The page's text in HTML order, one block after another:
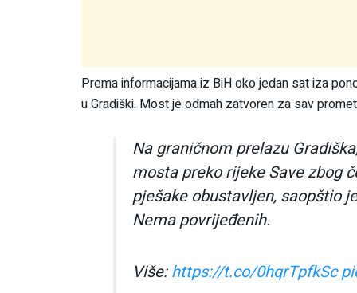
Prema informacijama iz BiH oko jedan sat iza
u Gradiški. Most je odmah zatvoren za sav
Na graničnom prelazu
mosta preko rijeke Save zbog
pješake obustavljen, saopštio
Nema povrijeđenih.
Više:https://t.co/0hqrTpfkSc